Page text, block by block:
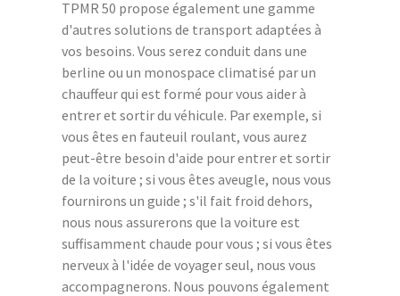
TPMR 50 propose également une gamme
d'autres solutions de transport adaptées à
vos besoins. Vous serez conduit dans une
berline ou un monospace climatisé par un
chauffeur qui est formé pour vous aider à
entrer et sortir du véhicule. Par exemple, si
vous êtes en fauteuil roulant, vous aurez
peut-être besoin d'aide pour entrer et sortir
de la voiture ; si vous êtes aveugle, nous vous
fournirons un guide ; s'il fait froid dehors,
nous nous assurerons que la voiture est
suffisamment chaude pour vous ; si vous êtes
nerveux à l'idée de voyager seul, nous vous
accompagnerons. Nous pouvons également